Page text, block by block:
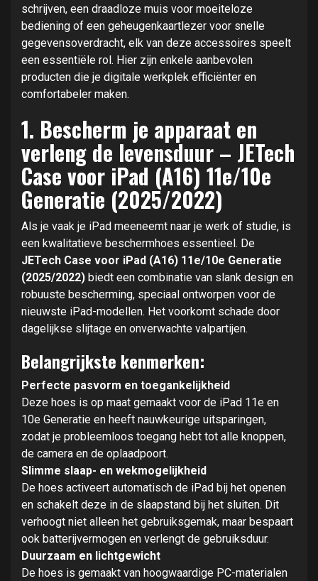
schrijven, een draadloze muis voor moeiteloze
bediening of een geheugenkaartlezer voor snelle
gegevensoverdracht, elk van deze accessoires speelt
een essentiële rol. Hier zijn enkele aanbevolen
producten die je digitale werkplek efficiënter en
comfortabeler maken.
1. Bescherm je apparaat en
verleng de levensduur – JETech
Case voor iPad (A16) 11e/10e
Generatie (2025/2022)
Als je vaak je iPad meeneemt naar je werk of studie, is
een kwalitatieve beschermhoes essentieel. De
JETech Case voor iPad (A16) 11e/10e Generatie
(2025/2022) biedt een combinatie van slank design en
robuuste bescherming, speciaal ontworpen voor de
nieuwste iPad-modellen. Het voorkomt schade door
dagelijkse slijtage en onverwachte valpartijen.
Belangrijkste kenmerken:
Perfecte pasvorm en toegankelijkheid
Deze hoes is op maat gemaakt voor de iPad 11e en
10e Generatie en heeft nauwkeurige uitsparingen,
zodat je probleemloos toegang hebt tot alle knoppen,
de camera en de oplaadpoort.
Slimme slaap- en wekmogelijkheid
De hoes activeert automatisch de iPad bij het openen
en schakelt deze in de slaapstand bij het sluiten. Dit
verhoogt niet alleen het gebruiksgemak, maar bespaart
ook batterijvermogen en verlengt de gebruiksduur.
Duurzaam en lichtgewicht
De hoes is gemaakt van hoogwaardige PC-materialen